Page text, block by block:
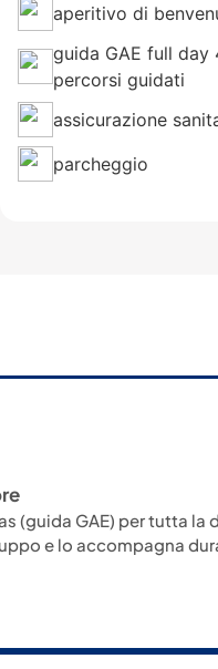
aperitivo di
guida GAE full day
percorsi guidati
assicurazione
parcheggio
(guida GAE) per tutta la
e lo accompagna